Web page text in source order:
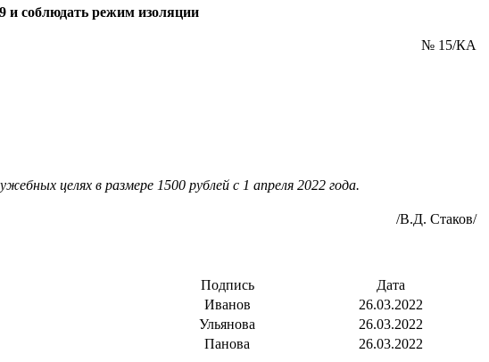
и соблюдать режим изоляции
№ 15/КА
целях в размере 1500 рублей с 1 апреля 2022 года.
/В.Д. Стаков/
Подпись
Дата
Иванов
26.03.2022
Ульянова
26.03.2022
Панова 26.03.2022